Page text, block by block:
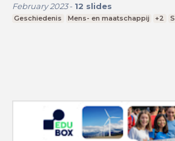
February 2023- 12 slides
Geschiedenis Mens- en maatschappij +2